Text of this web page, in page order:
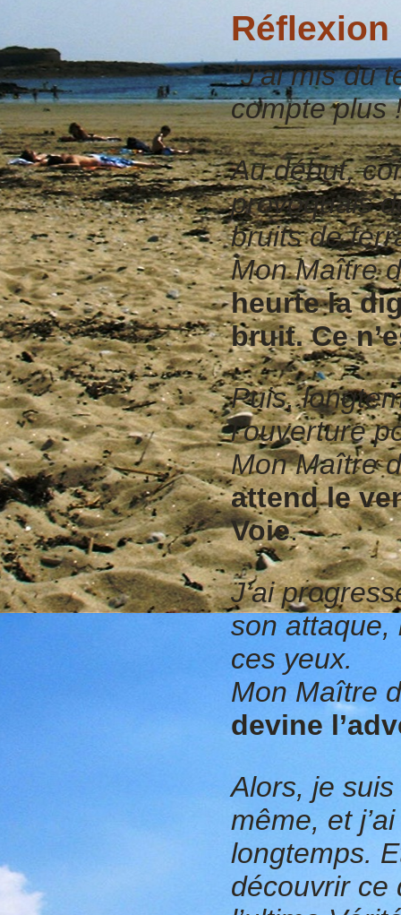
Réflexion
"J'ai mis du
compte plus
Au début,
provoquais
bruits de
Mon Maître
heurte la
bruit. Ce
Puis,
l’ouverture
Mon Maître
attend le
Voie.
J’ai
son attaque,
ces yeux.
Mon Maître
devine
Alors, je
même, et
longtemps.
découvrir ce